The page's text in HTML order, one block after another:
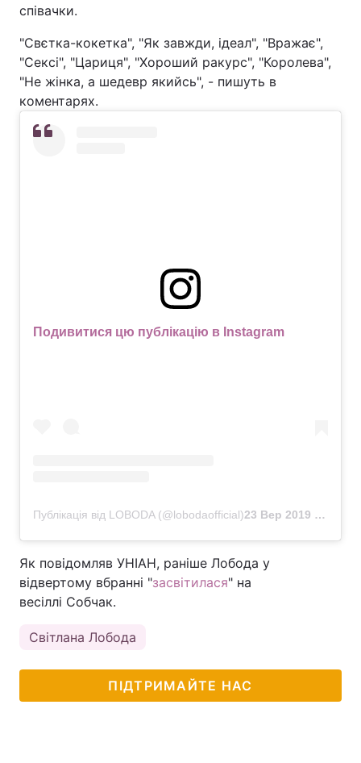
співачки.
"Свєтка-кокетка", "Як завжди, ідеал", "Вражає",
"Сексі", "Цариця", "Хороший ракурс", "Королева",
"Не жінка, а шедевр якийсь", - пишуть в
коментарях.
Подивитися цю публікацію в Instagram
Публікація від LOBODA (@lobodaofficial)23 Вер 2019 о 7:50 PDT
Як повідомляв УНІАН, раніше Лобода у
відвертому вбранні "засвітилася" на
весіллі Собчак.
Світлана Лобода
ПІДТРИМАЙТЕ НАС